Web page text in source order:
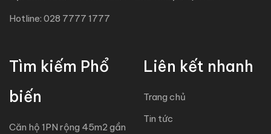
TRỌ SINH VIÊN NGAY TRƯỜNG CHINH, QUẬN 12 –
2,900,000 triệu đ / Mỗi tháng
NỔI BẬT